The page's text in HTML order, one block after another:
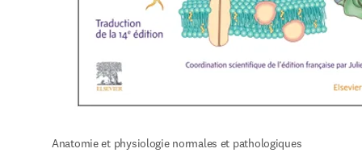
Anatomie et physiologie normales et pathologiques